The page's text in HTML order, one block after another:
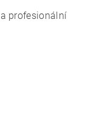
profesionální